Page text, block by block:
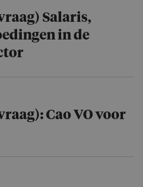
Salaris,
in de
Cao VO voor